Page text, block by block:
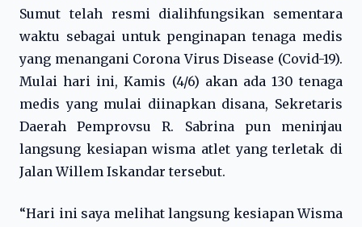
Sumut telah resmi dialihfungsikan sementara
waktu sebagai untuk penginapan tenaga medis
yang menangani Corona Virus Disease (Covid-19).
Mulai hari ini, Kamis (4/6) akan ada 130 tenaga
medis yang mulai diinapkan disana, Sekretaris
Daerah Pemprovsu R. Sabrina pun meninjau
langsung kesiapan wisma atlet yang terletak di
Jalan Willem Iskandar tersebut.
“Hari ini saya melihat langsung kesiapan Wisma